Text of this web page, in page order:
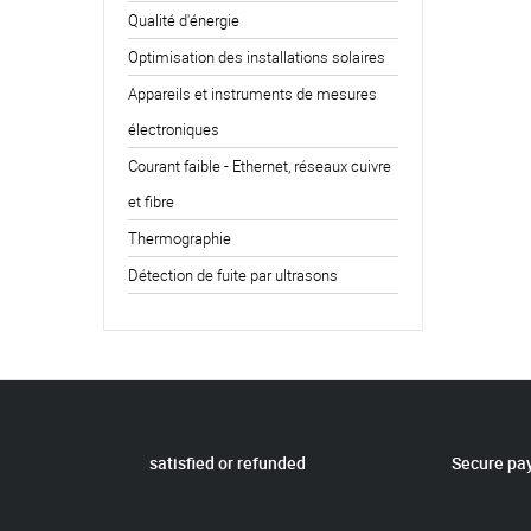
Qualité d'énergie
Optimisation des installations solaires
Appareils et instruments de mesures
électroniques
Courant faible - Ethernet, réseaux cuivre
et fibre
Thermographie
Détection de fuite par ultrasons
satisfied or refunded Secure